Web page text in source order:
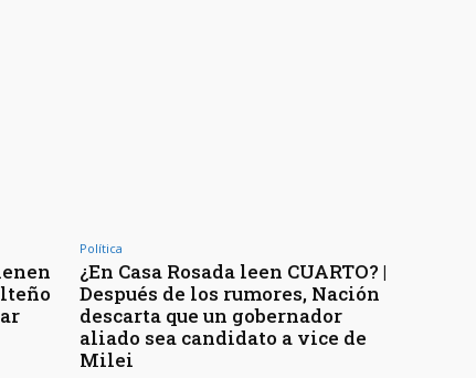
Política
¿En Casa Rosada leen CUARTO? |
Después de los rumores, Nación
descarta que un gobernador
aliado sea candidato a vice de
Milei